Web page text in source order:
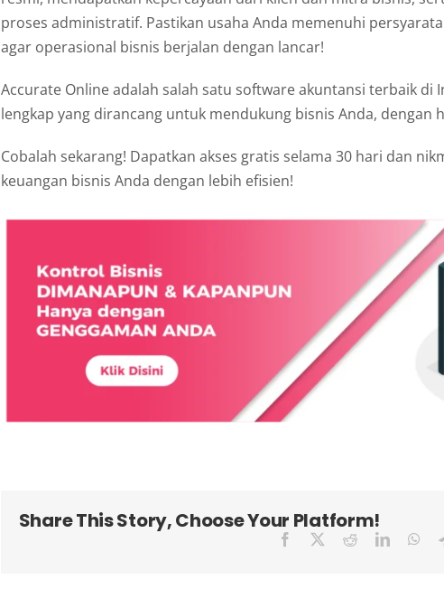
proses administratif. Pastikan usaha Anda memenuhi
agar operasional bisnis berjalan dengan lancar!
Accurate Online adalah salah satu software akuntansi terbaik di
lengkap yang dirancang untuk mendukung bisnis Anda, dengan
Cobalah sekarang! Dapatkan akses gratis selama 30 hari dan
keuangan bisnis Anda dengan lebih efisien!
Share This Story, Choose Your Platform!
Facebook RedditLinkedIn